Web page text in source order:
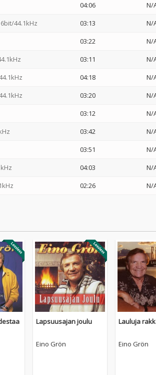
04:06
N/
44.1kHz 03:13
N/
03:22
N/
03:11
N/
04:18
N/
03:20
N/
03:12
N/
03:42
N/
03:51
N/
04:03
N/
02:26 N/
Lapsuusajan joulu
Eino Grön
Lauluja
Eino Grön